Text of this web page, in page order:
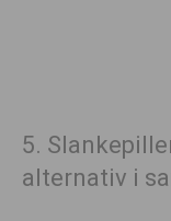
5.
alternativ i